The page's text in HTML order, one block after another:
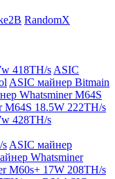
RandomX
418TH/s ASIC
ASIC майнер Bitmain
Whatsminer M64S
M64S 18.5W 222TH/s
428TH/s
s ASIC майнер
Whatsminer
M60s+ 17W 208TH/s